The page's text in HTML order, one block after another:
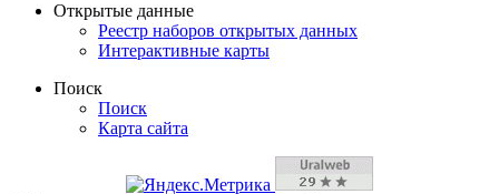
Открытые данные
Реестр наборов открытых данных
Интерактивные карты
Поиск
Поиск
Карта сайта